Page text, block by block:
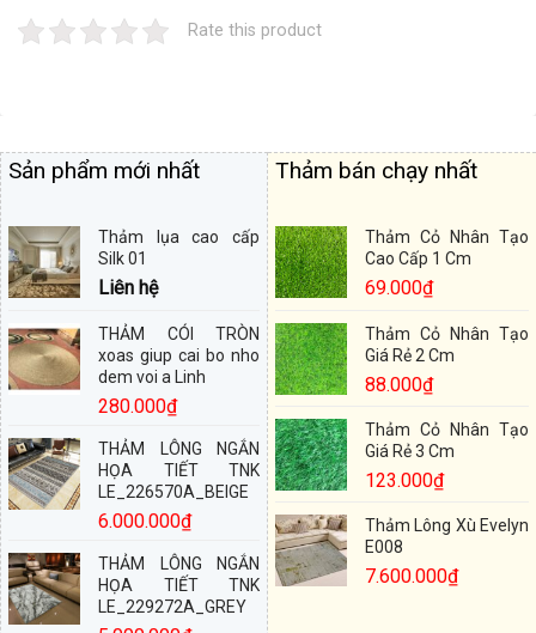
Rate this product
Sản phẩm mới nhất
Thảm lụa cao cấp
Silk 01
Liên hệ
THẢM CÓI TRÒN
xoas giup cai bo nho
dem voi a Linh
280.000₫
THẢM LÔNG NGẮN
HỌA TIẾT TNK
LE_226570A_BEIGE
6.000.000₫
THẢM LÔNG NGẮN
HỌA TIẾT TNK
LE_229272A_GREY
Thảm bán chạy nhất
Thảm Cỏ Nhân Tạo
Cao Cấp 1 Cm
69.000₫
Thảm Cỏ Nhân Tạo
Giá Rẻ 2 Cm
88.000₫
Thảm Cỏ Nhân Tạo
Giá Rẻ 3 Cm
123.000₫
Thảm Lông Xù Evelyn
E008
7.600.000₫